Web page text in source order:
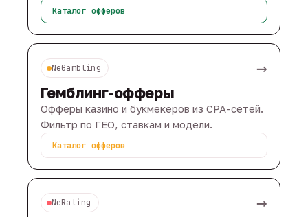
Каталог офферов
NeGambling →
Гемблинг-офферы
Офферы казино и букмекеров из CPA-сетей.
Фильтр по ГЕО, ставкам и модели.
Каталог офферов
NeRating →